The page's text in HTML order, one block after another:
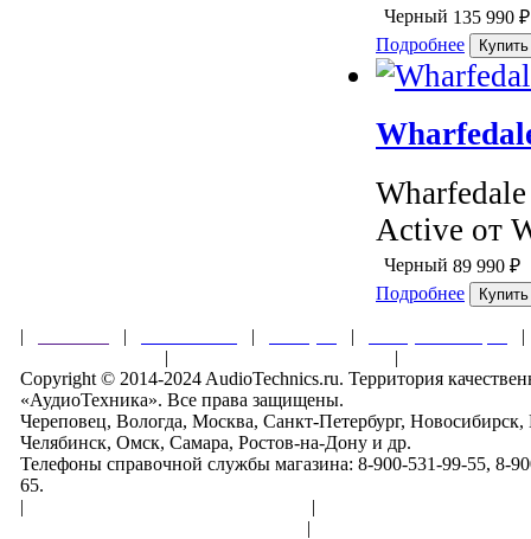
Черный 135 990 ₽
Подробнее
Active от
Черный 89 990 ₽
Подробнее
| | | |
|
|
Copyright © 2014-2024 AudioTechnics.ru. Территория
«АудиоТехника». Все права защищены.
Череповец, Вологда, Москва, Санкт-Петербург,
Челябинск, Омск, Самара, Ростов-на-Дону и др.
Телефоны справочной службы магазина: 8-900-531-99-55, 8-
65.
|
|
|